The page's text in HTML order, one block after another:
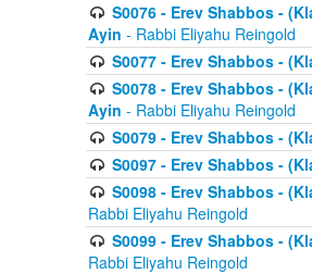
S0076 - Erev Shabbos -
Ayin - Rabbi Eliyahu Reingold
S0077 - Erev Shabbos -
S0078 - Erev Shabbos -
Ayin - Rabbi Eliyahu Reingold
S0079 - Erev Shabbos -
S0097 - Erev Shabbos -
S0098 - Erev Shabbos -
Rabbi Eliyahu Reingold
S0099 - Erev Shabbos -
Rabbi Eliyahu Reingold